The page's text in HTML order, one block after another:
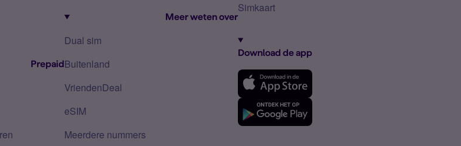
Prepaid
Meer weten over
Dual sim
Buitenland
VriendenDeal
eSIM
Meerdere nummers
Simkaart
Download de app